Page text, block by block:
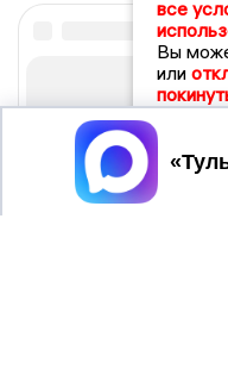
все
Вы
или